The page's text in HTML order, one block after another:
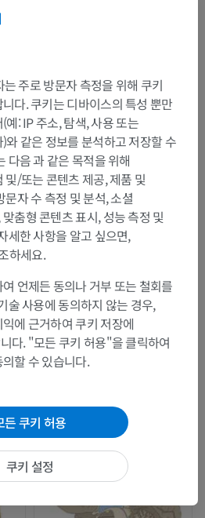
주로 방문자 측정을 위해 쿠키
다. 쿠키는 디바이스의 특성 뿐만
: IP 주소, 탐색, 사용 또는
와 같은 정보를 분석하고 저장할 수
다음 과 같은 목적을 위해
/또는 콘텐츠 제공, 제품 및
자 수 측정 및 분석, 소셜
춤형 콘텐츠 표시, 성능 측정 및
세한 사항을 알고 싶으면,
하세요.
언제든 동의나 거부 또는 철회를
술 사용에 동의하지 않는 경우,
에 근거하여 쿠키 저장에
다. "모든 쿠키 허용"을 클릭하여
할 수 있습니다.
든 쿠키 허용
쿠키 설정